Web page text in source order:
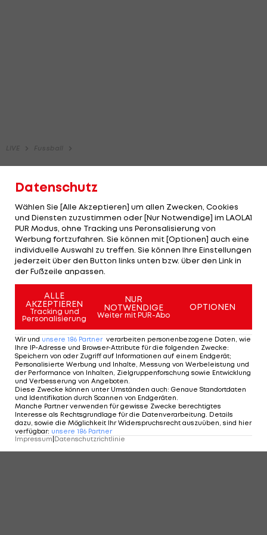
Datenschutz
Wählen Sie [Alle Akzeptieren] um allen Zwecken, Cookies
und Diensten zuzustimmen oder [Nur Notwendige] im LAOLA1
PUR Modus, ohne Tracking uns Peronsalisierung von
Werbung fortzufahren. Sie können mit [Optionen] auch eine
individuelle Auswahl zu treffen. Sie können Ihre Einstellungen
jederzeit über den Button links unten bzw. über den Link in
der Fußzeile anpassen.
ALLE
AKZEPTIEREN
Tracking und
Personalisierung
NUR
NOTWENDIGE
Weiter mit PUR-Abo
OPTIONEN
Wir und unsere 186 Partner verarbeiten personenbezogene Daten, wie
Ihre IP-Adresse und Browser-Attribute für die folgenden Zwecke:
Speichern von oder Zugriff auf Informationen auf einem Endgerät;
Personalisierte Werbung und Inhalte, Messung von Werbeleistung und
der Performance von Inhalten, Zielgruppenforschung sowie Entwicklung
und Verbesserung von Angeboten.
Diese Zwecke können unter Umständen auch: Genaue Standortdaten
und Identifikation durch Scannen von Endgeräten.
Manche Partner verwenden für gewisse Zwecke berechtigtes
Interesse als Rechtsgrundlage für die Datenverarbeitung. Details
dazu, sowie die Möglichkeit Ihr Widerspruchsrecht auszuüben, sind hier
verfügbar: unsere 186 Partner
Impressum Datenschutzrichtlinie